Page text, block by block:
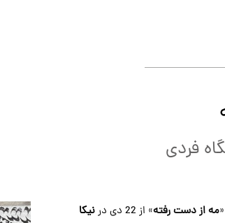
فردی
مه از دست رفته» از 22 دی در
نیکا